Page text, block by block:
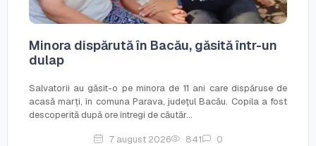
Minora dispărută în Bacău, găsită într-un
dulap
Salvatorii au găsit-o pe minora de 11 ani care dispăruse de
acasă marți, în comuna Parava, județul Bacău. Copila a fost
descoperită după ore întregi de căutăr...
7 august 2026 841 0